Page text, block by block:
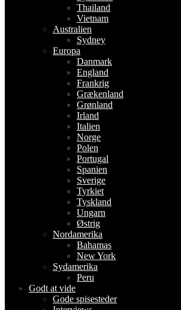
Thailand
Vietnam
Australien
Sydney
Europa
Danmark
England
Frankrig
Grækenland
Grønland
Irland
Italien
Norge
Polen
Portugal
Spanien
Sverige
Tyrkiet
Tyskland
Ungarn
Østrig
Nordamerika
Bahamas
New York
Sydamerika
Peru
Godt at vide
Gode spisesteder